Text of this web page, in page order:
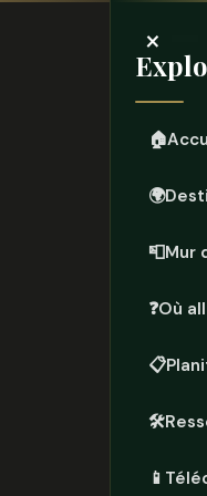
×
🏠
🌍
📮Mur
❓Où
📋
🛠️
📱